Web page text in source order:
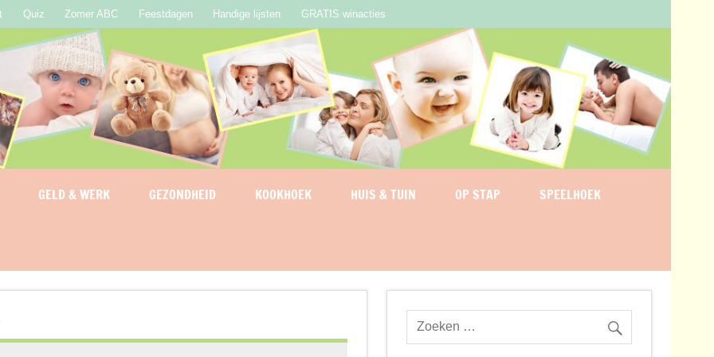
Quiz Zomer ABC Feestdagen Handige lijsten GRATIS winacties
GELD & WERK GEZONDHEID KOOKHOEK HUIS & TUIN OP STAP SPEELHOEK